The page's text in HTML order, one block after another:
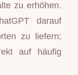
zu erhöhen.
darauf
zu liefern;
auf häufig